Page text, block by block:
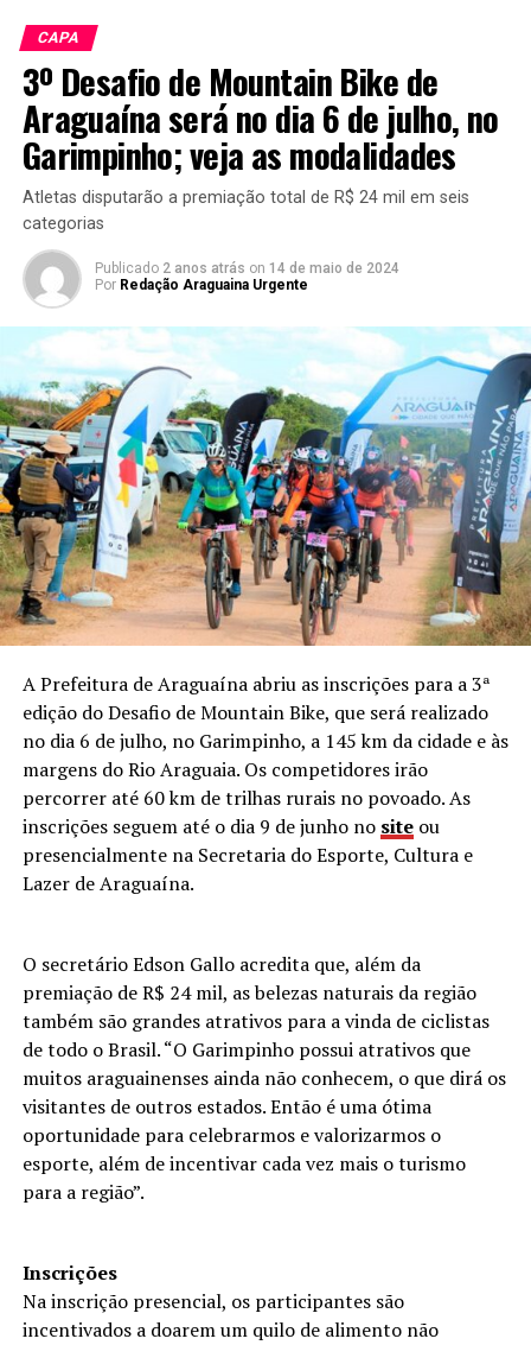
CAPA
3º Desafio de Mountain Bike de
Araguaína será no dia 6 de julho, no
Garimpinho; veja as modalidades
Atletas disputarão a premiação total de R$ 24 mil em seis
categorias
Publicado 2 anos atrás on 14 de maio de 2024
Por Redação Araguaina Urgente
A Prefeitura de Araguaína abriu as inscrições para a 3ª
edição do Desafio de Mountain Bike, que será realizado
no dia 6 de julho, no Garimpinho, a 145 km da cidade e às
margens do Rio Araguaia. Os competidores irão
percorrer até 60 km de trilhas rurais no povoado. As
inscrições seguem até o dia 9 de junho no site ou
presencialmente na Secretaria do Esporte, Cultura e
Lazer de Araguaína.
O secretário Edson Gallo acredita que, além da
premiação de R$ 24 mil, as belezas naturais da região
também são grandes atrativos para a vinda de ciclistas
de todo o Brasil. “O Garimpinho possui atrativos que
muitos araguainenses ainda não conhecem, o que dirá os
visitantes de outros estados. Então é uma ótima
oportunidade para celebrarmos e valorizarmos o
esporte, além de incentivar cada vez mais o turismo
para a região”.
Inscrições
Na inscrição presencial, os participantes são
incentivados a doarem um quilo de alimento não